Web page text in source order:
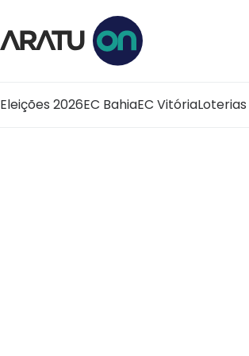
Eleições 2026EC BahiaEC VitóriaLoterias